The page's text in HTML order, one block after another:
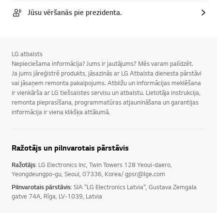
Jūsu vēršanās pie prezidenta.
LG atbalsts
Nepieciešama informācija? Jums ir jautājums? Mēs varam palīdzēt.
Ja jums jāreģistrē produkts, jāsazinās ar LG Atbalsta dienesta pārstāvi
vai jāsaņem remonta pakalpojums. Atbilžu un informācijas meklēšana
ir vienkārša ar LG tiešsaistes servisu un atbalstu. Lietotāja instrukcija,
remonta pieprasīšana, programmatūras atjaunināšana un garantijas
informācija ir viena klikšķa attālumā.
Ražotājs un pilnvarotais pārstāvis
Ražotājs: LG Electronics Inc, Twin Towers 128 Yeoui-daero,
Yeongdeungpo-gu, Seoul, 07336, Korea/ gpsr@lge.com
Pilnvarotais pārstāvis: SIA "LG Electronics Latvia", Gustava Zemgala
gatve 74A, Rīga, LV-1039, Latvia